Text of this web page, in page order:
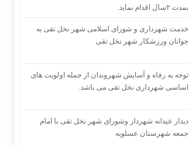
بمدت ۲سال اقدام نماید.
خدمت شهرداری و شورای اسلامی شهر نخل تقی به
جوانان ورزشکار شهر نخل تقی
توجه به رفاه و آسایش شهروندان از جمله اولویت های
اساسی شهرداری نخل تقی می باشد.
دیدار عیدانه شهردار وشورای شهر نخل تقی با امام
جمعه شهرستان عسلویه